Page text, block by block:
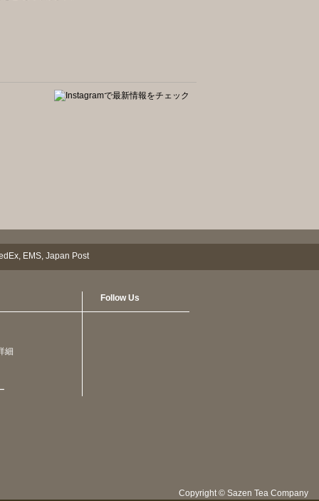
細
Follow Us
Copyright © Sazen Tea Company